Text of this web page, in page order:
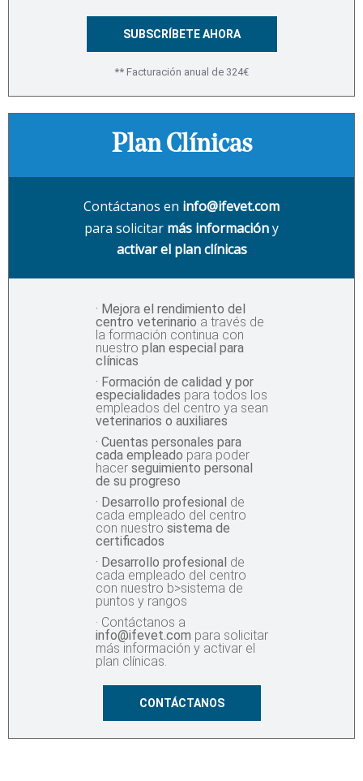
SUBSCRÍBETE AHORA
** Facturación anual de 324€
Plan Clínicas
Contáctanos en info@ifevet.com
para solicitar más informacióny
activar el plan clínicas
· Mejora el rendimiento del
centro veterinario a través de
la formación continua con
nuestro plan especial para
clínicas
· Formación de calidad y por
especialidades para todos los
empleados del centro ya sean
veterinarios o auxiliares
· Cuentas personales para
cada empleado para poder
hacer seguimiento personal
de su progreso
· Desarrollo profesional de
cada empleado del centro
con nuestro sistema de
certificados
· Desarrollo profesional de
cada empleado del centro
con nuestro b>sistema de
puntos y rangos
· Contáctanos a
info@ifevet.com para solicitar
más información y activar el
plan clínicas.
CONTÁCTANOS